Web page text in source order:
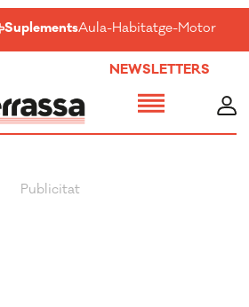
SuplementsAula-Habitatge-Motor-
NEWSLETTERS